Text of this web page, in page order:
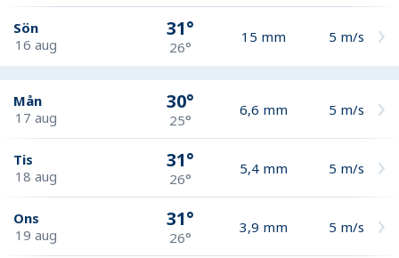
Sön
16 aug
31°
26°
15 mm 5 m/s
Mån
17 aug
30°
25°
6,6 mm 5 m/s
Tis
18 aug
31°
26°
5,4 mm 5 m/s
Ons
19 aug
31°
26°
3,9 mm 5 m/s